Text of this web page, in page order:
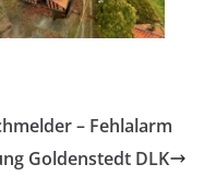
– Fehlalarm
Goldenstedt DLK